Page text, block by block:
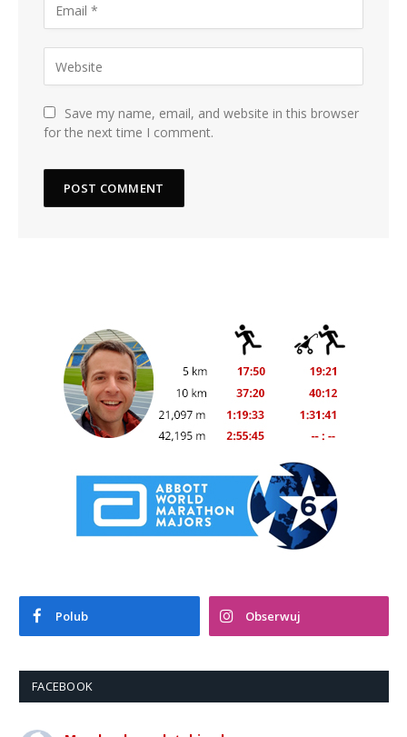
Save my name, email, and website in this browser
for the next time I comment.
Polub Obserwuj
FACEBOOK